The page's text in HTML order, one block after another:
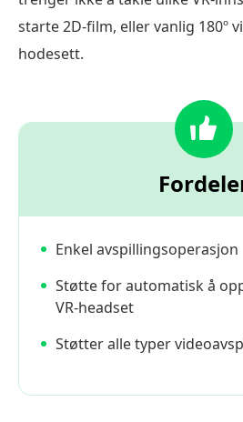
starte 2D-film, eller vanlig 180º
hodesett.
Enkel avspillingsoperasjon
Støtte for automatisk å
VR-headset
Støtter alle typer